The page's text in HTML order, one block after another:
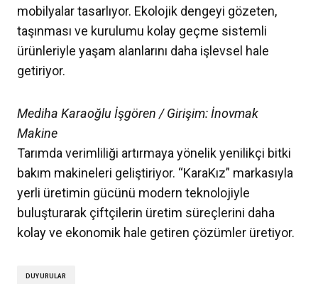
mobilyalar tasarlıyor. Ekolojik dengeyi gözeten,
taşınması ve kurulumu kolay geçme sistemli
ürünleriyle yaşam alanlarını daha işlevsel hale
getiriyor.
Mediha Karaoğlu İşgören / Girişim: İnovmak
Makine
Tarımda verimliliği artırmaya yönelik yenilikçi bitki
bakım makineleri geliştiriyor. “KaraKız” markasıyla
yerli üretimin gücünü modern teknolojiyle
buluşturarak çiftçilerin üretim süreçlerini daha
kolay ve ekonomik hale getiren çözümler üretiyor.
DUYURULAR